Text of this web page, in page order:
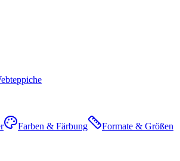
Farben & Färbung
Formate & Größen